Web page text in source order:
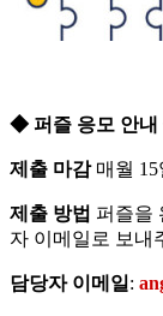
◆ 퍼즐 응모 안
제출 마감매월 15
제출 방법 퍼즐을
자 이메일로 보내
담당자 이메일 :